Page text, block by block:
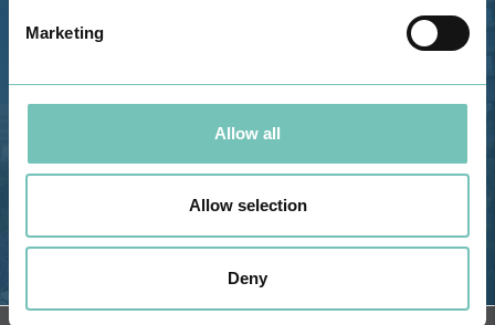
Marketing
Allow all
Allow selection
Deny
GPS
Telefone: 282 420 400
Email: info@grupohpa.com
OBTER DIREÇÕES